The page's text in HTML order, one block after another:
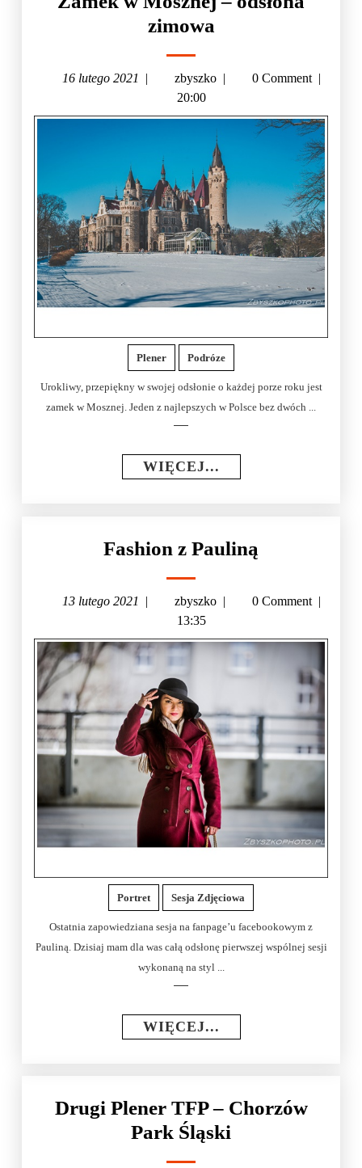
zimowa
16 lutego 2021 | zbyszko | 0 Comment |
20:00
Plener Podróze
Urokliwy, przepiękny w swojej odsłonie o każdej porze roku jest
zamek w Mosznej. Jeden z najlepszych w Polsce bez dwóch ...
WIĘCEJ...
Fashion z Pauliną
13 lutego 2021 | zbyszko | 0 Comment |
13:35
Portret Sesja Zdjęciowa
Ostatnia zapowiedziana sesja na fanpage’u facebookowym z
Pauliną. Dzisiaj mam dla was całą odsłonę pierwszej wspólnej sesji
wykonaną na styl ...
WIĘCEJ...
Drugi Plener TFP – Chorzów
Park Śląski